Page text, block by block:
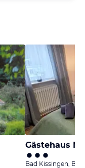
Gästehaus
Bad Kissingen,